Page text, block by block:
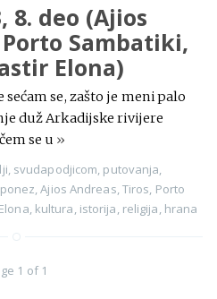
8. deo (Ajios
Sambatiki,
Elona)
se, zašto je meni palo
duž Arkadijske rivijere
se u »
, svudapodjicom, putovanja,
,Ajios Andreas,Tiros, Porto
, kultura, istorija, religija, hrana
1 of 1